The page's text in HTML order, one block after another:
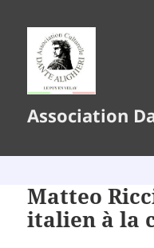
Association
Matteo
italien à la